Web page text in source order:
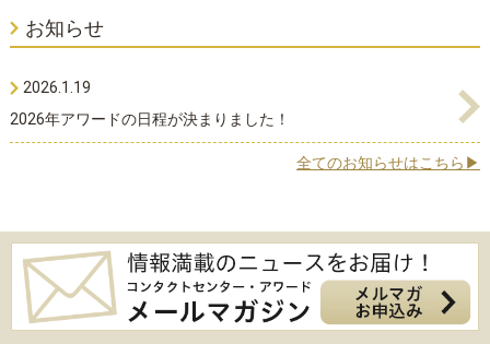
お知らせ
2026.1.19
2026年アワードの日程が決まりました！
全てのお知らせはこちら▶